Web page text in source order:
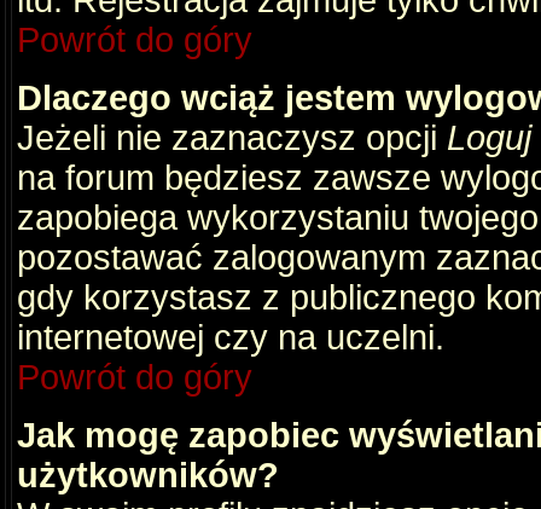
Powrót do góry
Dlaczego wciąż jestem
Jeżeli nie zaznaczysz opcji
na forum będziesz zawsze
zapobiega wykorzystaniu
pozostawać zalogowanym
gdy korzystasz z publicznego
internetowej czy na uczelni.
Powrót do góry
Jak mogę zapobiec
użytkowników?